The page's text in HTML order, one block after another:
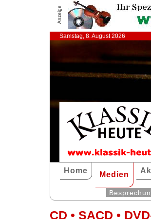
Anzeige
Samstag, 8. August 2026
Home Medien
CD • SACD •